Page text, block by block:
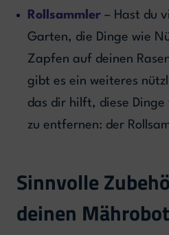
Rollsammler – Hast du
Garten, die Dinge wie
Zapfen auf deinen
gibt es ein weiteres
das dir hilft, diese Dinge
zu entfernen: der
Sinnvolle
deinen